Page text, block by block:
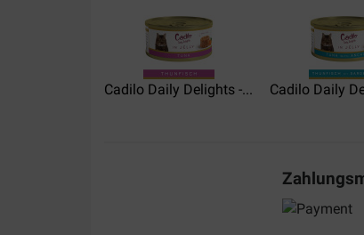
Cadilo Daily Delights -... Cadilo Daily